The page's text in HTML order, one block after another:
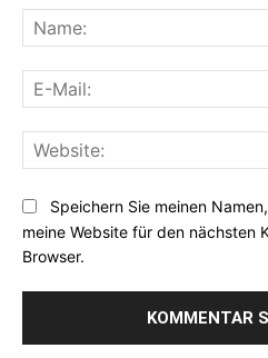
Speichern Sie meinen
meine Website für den nächsten
Browser.